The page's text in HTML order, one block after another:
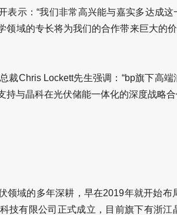
表示：“我们非常高兴能与嘉实多达成
领域的专长将为我们的合作带来巨大的
裁Chris Lockett先生强调：“bp旗下高
持与晶科在光伏储能一体化的深度战略
领域的多年深耕，早在2019年就开始
技有限公司正式成立，目前旗下有浙